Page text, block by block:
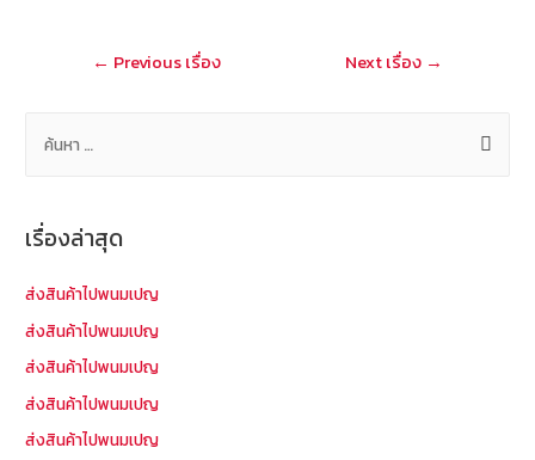
at
แนะแนว
← Previous เรื่อง Next เรื่อง →
ห
รั
เรื่องล่าสุด
ส่งสินค้าไปพนมเปญ
ส่งสินค้าไปพนมเปญ
ส่งสินค้าไปพนมเปญ
ส่งสินค้าไปพนมเปญ
ส่งสินค้าไปพนมเปญ